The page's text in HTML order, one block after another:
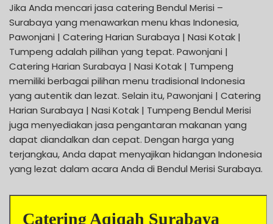
Jika Anda mencari jasa catering Bendul Merisi –
Surabaya yang menawarkan menu khas Indonesia,
Pawonjani | Catering Harian Surabaya | Nasi Kotak |
Tumpeng adalah pilihan yang tepat. Pawonjani |
Catering Harian Surabaya | Nasi Kotak | Tumpeng
memiliki berbagai pilihan menu tradisional Indonesia
yang autentik dan lezat. Selain itu, Pawonjani | Catering
Harian Surabaya | Nasi Kotak | Tumpeng Bendul Merisi
juga menyediakan jasa pengantaran makanan yang
dapat diandalkan dan cepat. Dengan harga yang
terjangkau, Anda dapat menyajikan hidangan Indonesia
yang lezat dalam acara Anda di Bendul Merisi Surabaya.
Catering Aqiqah Surabaya